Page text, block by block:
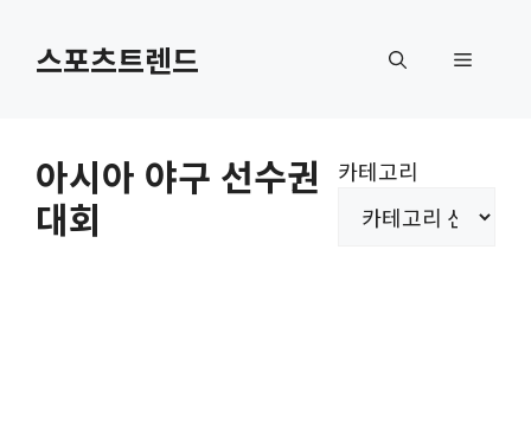
스포츠트렌드 메
아시아 야구 선수권
대회
카테고리